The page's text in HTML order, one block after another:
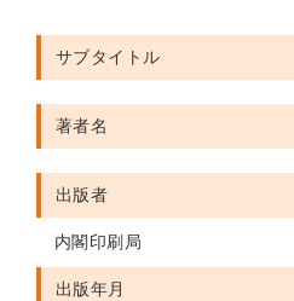
サブタイトル
著者名
出版者
内閣印刷局
出版年月